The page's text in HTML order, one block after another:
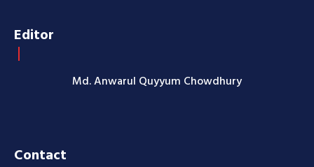
Editor
Md. Anwarul Quyyum Chowdhury
Contact